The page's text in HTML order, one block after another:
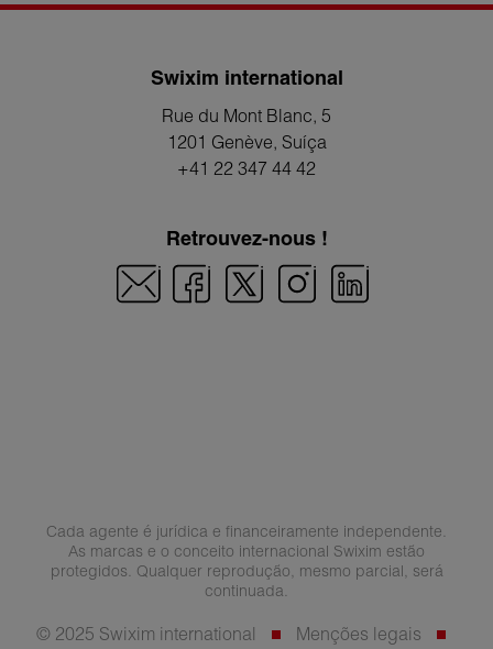
Swixim international
Rue du Mont Blanc, 5
1201 Genève, Suíça
+41 22 347 44 42
Retrouvez-nous !
Cada agente é jurídica e financeiramente independente.
As marcas e o conceito internacional Swixim estão
protegidos. Qualquer reprodução, mesmo parcial, será
continuada.
© 2025 Swixim international
Menções legais